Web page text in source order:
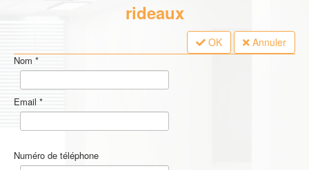
rideaux
OK Annuler
Nom *
Email *
Numéro de téléphone